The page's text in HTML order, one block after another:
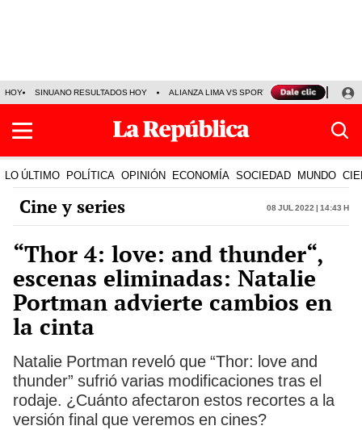
HOY SINUANO RESULTADOS HOY ALIANZA LIMA VS SPORT BOYS JORGE
LO ÚLTIMO POLÍTICA OPINIÓN ECONOMÍA SOCIEDAD MUNDO
Cine y series 08 Jul 2022 | 14:43 h
“Thor 4: love: and thunder“,
escenas eliminadas: Natalie
Portman advierte cambios en
la cinta
Natalie Portman reveló que “Thor: love and
thunder” sufrió varias modificaciones tras el
rodaje. ¿Cuánto afectaron estos recortes a la
versión final que veremos en cines?